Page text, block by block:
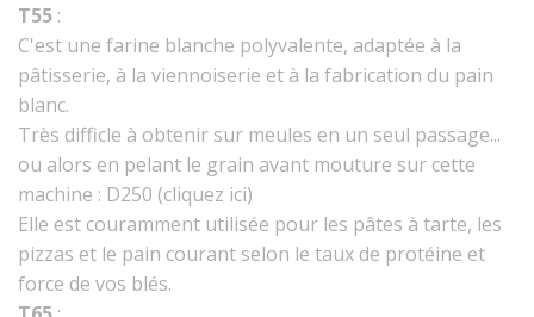
MATÉRIEL
T55 :
C'est une farine blanche polyvalente, adaptée à la
pâtisserie, à la viennoiserie et à la fabrication du pain
blanc.
Très difficle à obtenir sur meules en un seul passage...
ou alors en pelant le grain avant mouture sur cette
machine : D250 (cliquez ici)
Elle est couramment utilisée pour les pâtes à tarte, les
pizzas et le pain courant selon le taux de protéine et
force de vos blés.